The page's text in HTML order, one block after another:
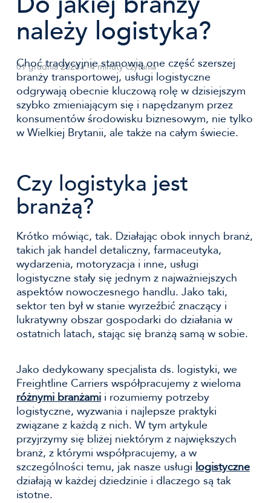
należy logistyka?
01 grudnia 2020 r.-4 minuty czytania
Choć tradycyjnie stanowią one część szerszej
branży transportowej, usługi logistyczne
odgrywają obecnie kluczową rolę w dzisiejszym
szybko zmieniającym się i napędzanym przez
konsumentów środowisku biznesowym, nie tylko
w Wielkiej Brytanii, ale także na całym świecie.
Czy logistyka jest
branżą?
Krótko mówiąc, tak. Działając obok innych branż,
takich jak handel detaliczny, farmaceutyka,
wydarzenia, motoryzacja i inne, usługi
logistyczne stały się jednym z najważniejszych
aspektów nowoczesnego handlu. Jako taki,
sektor ten był w stanie wyrzeźbić znaczący i
lukratywny obszar gospodarki do działania w
ostatnich latach, stając się branżą samą w sobie.
Jako dedykowany specjalista ds. logistyki, we
Freightline Carriers współpracujemy z wieloma
różnymi branżamii rozumiemy potrzeby
logistyczne, wyzwania i najlepsze praktyki
związane z każdą z nich. W tym artykule
przyjrzymy się bliżej niektórym z największych
branż, z którymi współpracujemy, a w
szczególności temu, jak nasze usługi logistyczne
działają w każdej dziedzinie i dlaczego są tak
istotne.